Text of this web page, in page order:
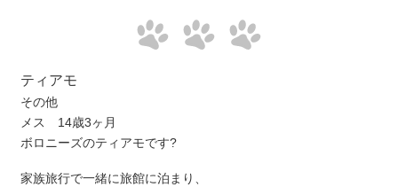
ティアモ
その他
メス 14歳3ヶ月
ボロニーズのティアモです?
家族旅行で一緒に旅館に泊まり、